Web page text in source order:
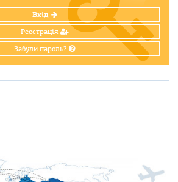
Вхід
Реєстрація
Забули пароль?